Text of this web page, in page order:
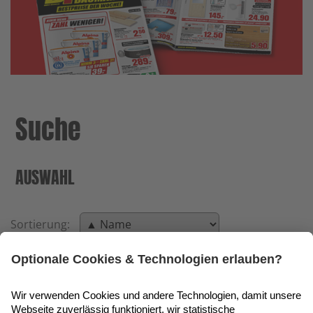
Sortierung:
◀ Seite 7 von 4 ▶ ▶▶
Suche
AUSWAHL